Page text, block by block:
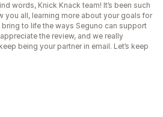
words, Knick Knack team! It’s been such
you all, learning more about your goals for
to life the ways Seguno can support
the review, and we really
being your partner in email. Let’s keep